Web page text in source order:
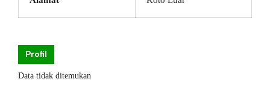
Profil
Data tidak ditemukan